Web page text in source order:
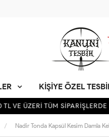
KIŞIYE ÖZEL
VE ÜZERİ TÜM SİPARİŞLERDE
Nadir Tonda Kapsül Kesim Damla